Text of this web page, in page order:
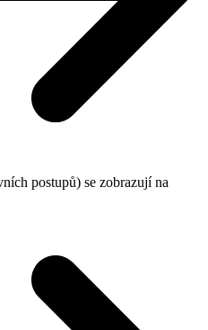
postupů) se zobrazují na